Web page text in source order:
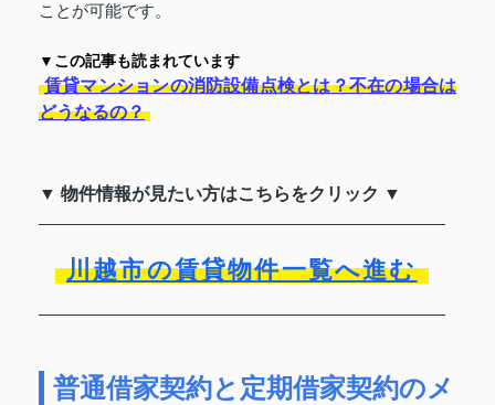
ことが可能です。
▼この記事も読まれています
賃貸マンションの消防設備点検とは？不在の場合は
どうなるの？
▼ 物件情報が見たい方はこちらをクリック ▼
川越市の賃貸物件一覧へ進む
普通借家契約と定期借家契約のメ